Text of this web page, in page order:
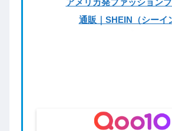
通販｜SHEIN（シーイ